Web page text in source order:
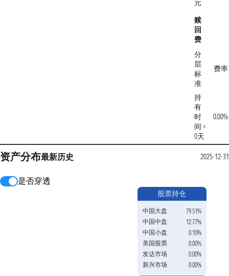
元
赎
回
费
分
层
标
准
费率
持
有
时
间 <
0天
0.00%
资产分布最新历史 2025-12-31
是否穿透
股票持仓
中国大盘
79.51%
中国中盘
12.77%
中国小盘
0.10%
美国股票
0.00%
发达市场
0.00%
新兴市场
0.00%